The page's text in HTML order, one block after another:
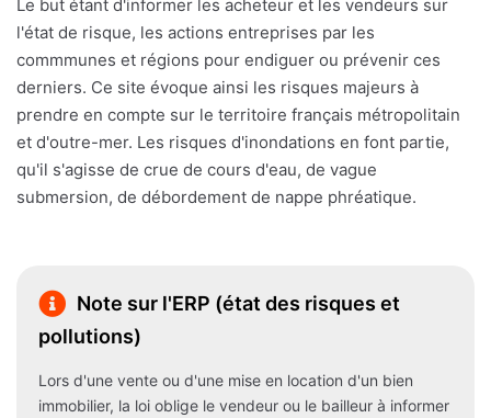
Le but étant d'informer les acheteur et les vendeurs sur
l'état de risque, les actions entreprises par les
commmunes et régions pour endiguer ou prévenir ces
derniers. Ce site évoque ainsi les risques majeurs à
prendre en compte sur le territoire français métropolitain
et d'outre-mer. Les risques d'inondations en font partie,
qu'il s'agisse de crue de cours d'eau, de vague
submersion, de débordement de nappe phréatique.
Note sur l'ERP (état des risques et
pollutions)
Lors d'une vente ou d'une mise en location d'un bien
immobilier, la loi oblige le vendeur ou le bailleur à informer